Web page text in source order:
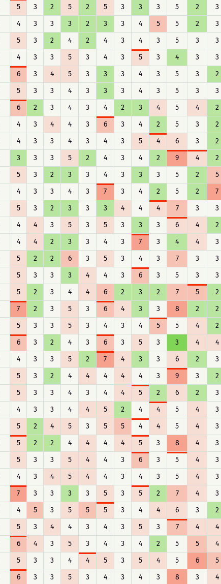
5 3 2 5 2 5 3 3 3 5 2 3
4 3 3 3 2 3 3 4 5 5 2 3
5 3 2 4 2 4 3 4 3 5 3 3
4 3 3 5 3 4 3 5 3 4 3 3
6 3 4 5 3 3 3 4 3 5 3 2
5 3 3 4 3 3 3 4 3 5 3 3
6 2 3 4 3 4 2 3 4 5 4 2
4 3 4 4 3 6 3 4 2 5 3 2
4 3 3 4 3 4 3 5 4 6 3 2
3 3 3 5 2 4 3 4 2 9 4 2
5 3 2 3 3 4 3 3 3 5 2 5
4 3 3 4 3 7 3 4 2 5 2 7
5 3 2 3 3 3 4 4 4 7 3 3
4 4 3 5 3 5 3 3 3 6 4 2
4 4 2 3 3 4 3 7 3 4 4 3
5 2 2 6 3 5 3 4 3 7 3 3
5 3 3 3 4 4 3 6 3 5 3 3
5 2 3 4 4 6 2 3 2 7 5 2
7 2 3 5 3 6 4 3 3 8 2 2
5 3 3 5 3 4 3 4 5 5 4 2
6 3 2 4 3 6 3 5 3 3 4 4
4 3 3 5 2 7 4 3 3 6 2 3
5 3 2 4 4 4 4 4 3 9 3 2
5 3 3 4 3 4 4 5 2 6 2 3
4 3 3 4 4 5 2 4 4 5 4 3
5 2 4 5 3 5 5 4 4 5 4 3
5 2 2 4 4 4 4 5 3 8 4 3
5 3 3 5 4 4 3 6 3 5 4 3
4 3 4 5 4 4 3 4 3 5 4 3
7 3 3 3 3 5 3 5 2 7 4 3
4 5 3 5 5 5 3 4 4 6 3 2
5 3 4 4 3 4 3 5 3 7 4 4
6 4 3 5 3 4 3 4 2 5 5 4
5 3 3 4 4 5 3 5 4 5 6 5
6 3 3 5 3 4 3 4 3 8 3 4